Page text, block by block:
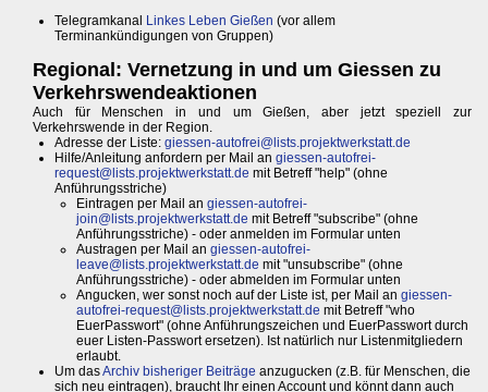
Telegramkanal Linkes Leben Gießen (vor allem
Terminankündigungen von Gruppen)
Regional: Vernetzung in und um Giessen zu
Verkehrswendeaktionen
Auch für Menschen in und um Gießen, aber jetzt speziell zur
Verkehrswende in der Region.
Adresse der Liste: giessen-autofrei@lists.projektwerkstatt.de
Hilfe/Anleitung anfordern per Mail an giessen-autofrei-
request@lists.projektwerkstatt.de mit Betreff "help" (ohne
Anführungsstriche)
Eintragen per Mail an giessen-autofrei-
join@lists.projektwerkstatt.de mit Betreff "subscribe" (ohne
Anführungsstriche) - oder anmelden im Formular unten
Austragen per Mail an giessen-autofrei-
leave@lists.projektwerkstatt.de mit "unsubscribe" (ohne
Anführungsstriche) - oder abmelden im Formular unten
Angucken, wer sonst noch auf der Liste ist, per Mail an giessen-
autofrei-request@lists.projektwerkstatt.de mit Betreff "who
EuerPasswort" (ohne Anführungszeichen und EuerPasswort durch
euer Listen-Passwort ersetzen). Ist natürlich nur Listenmitgliedern
erlaubt.
Um dasArchiv bisheriger Beiträge anzugucken (z.B. für Menschen, die
sich neu eintragen), braucht Ihr einen Account und könnt dann auch